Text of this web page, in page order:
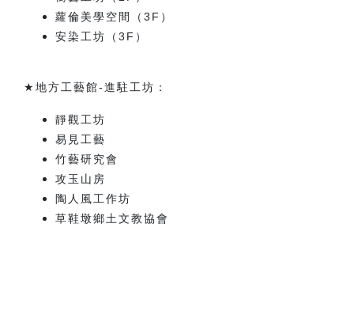
蘿倫美學空間（ 3 F ）
安染工坊（ 3 F ）
★地方工藝館-進駐工坊：
靜觀工坊
易見工藝
竹藝研究會
攻玉山房
陶人風工作坊
草鞋墩鄉土文教協會